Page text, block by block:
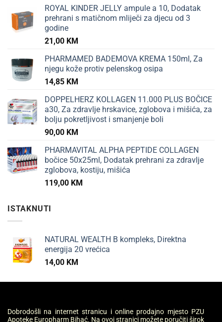
ROYAL KINDER JELLY ampule a 10, Dodatak
prehrani s matičnom mliječi za djecu od 3
godine
21,00 KM
PHARMAMED BADEMOVA KREMA 150ml, Za
njegu kože protiv pelenskog osipa
14,85 KM
DOPPELHERZ KOLLAGEN 11.000 PLUS BOČICE
a30, Za zdravlje hrskavice, zglobova i mišića, za
bolju pokretljivost i smanjenje boli
90,00 KM
PHARMAVITAL ALPHA PEPTIDE COLLAGEN
bočice 50x25ml, Dodatak prehrani za zdravlje
zglobova, kostiju, mišića
119,00 KM
ISTAKNUTI
NATURAL WEALTH B kompleks, Direktna
energija 20 vrećica
14,00 KM
Dobrodošli na internet stranicu i online prodajno mjesto PZU
Apoteke Europharm Bihać. Na ovoj stranici možete poručiti širok